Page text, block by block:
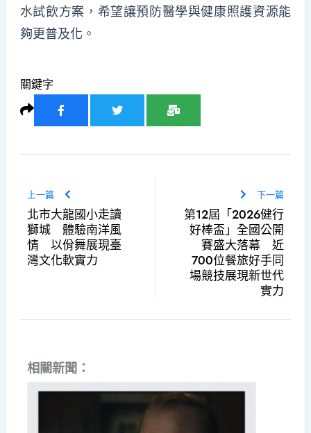
水試飲方案，希望讓預防醫學與健康照護資源能
夠更普及化。
關鍵字
上一篇
北市大龍國小走讀
獅城 體驗南洋風
情 以佾舞展現臺
灣文化軟實力
下一篇
第12屆「2026健行
好棒盃」全國公開
賽盛大落幕 近
700位餐旅好手同
場競技展現新世代
實力
相關新聞：